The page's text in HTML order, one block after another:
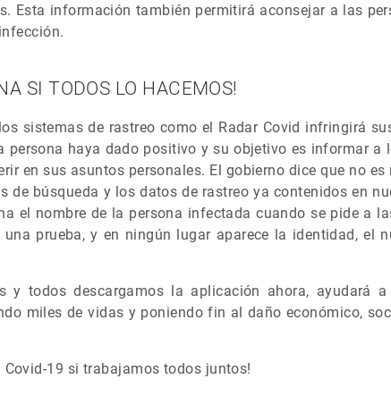
Esta información también permitirá aconsejar a las
SI TODOS LO HACEMOS!
sistemas de rastreo como el Radar Covid infringirá
persona haya dado positivo y su objetivo es informar
en sus asuntos personales. El gobierno dice que no
de búsqueda y los datos de rastreo ya contenidos en
el nombre de la persona infectada cuando se pide a
una prueba, y en ningún lugar aparece la identidad, el
y todos descargamos la aplicación ahora, ayudará
miles de vidas y poniendo fin al daño económico,
Covid-19 si trabajamos todos juntos!